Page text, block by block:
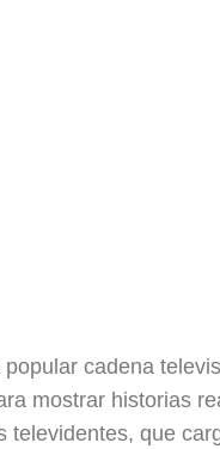
cadena
mostrar historias
televidentes, que